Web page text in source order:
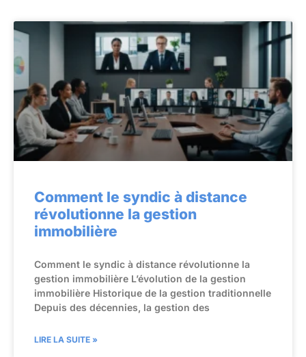
Comment le syndic à distance
révolutionne la gestion
immobilière
Comment le syndic à distance révolutionne la
gestion immobilière L’évolution de la gestion
immobilière Historique de la gestion traditionnelle
Depuis des décennies, la gestion des
LIRE LA SUITE »